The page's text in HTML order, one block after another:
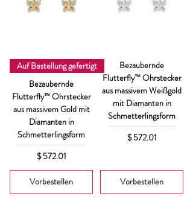
Auf Bestellung gefertigt
Bezaubernde
Flutterfly™ Ohrstecker
aus massivem Gold mit
Diamanten in
Schmetterlingsform
Preis
$ 572.01
Vorbestellen
Bezaubernde
Flutterfly™ Ohrstecker
aus massivem Weißgold
mit Diamanten in
Schmetterlingsform
Preis
$ 572.01
Vorbestellen